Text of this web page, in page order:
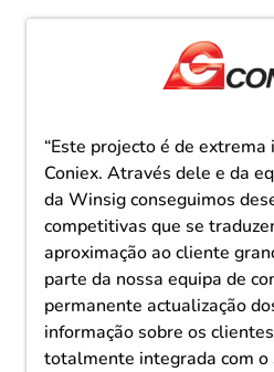
“Este projecto é de
Coniex. Através dele e da
da Winsig conseguimos
competitivas que se
aproximação ao cliente
parte da nossa equipa de
permanente actualização
informação sobre os
totalmente integrada com o